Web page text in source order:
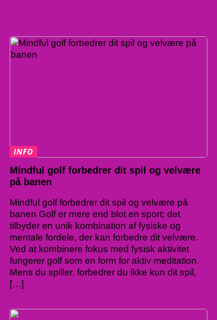
INFO
Mindful golf forbedrer dit spil og velvære
på banen
Mindful golf forbedrer dit spil og velvære på
banen Golf er mere end blot en sport; det
tilbyder en unik kombination af fysiske og
mentale fordele, der kan forbedre dit velvære.
Ved at kombinere fokus med fysisk aktivitet
fungerer golf som en form for aktiv meditation.
Mens du spiller, forbedrer du ikke kun dit spil,
[…]